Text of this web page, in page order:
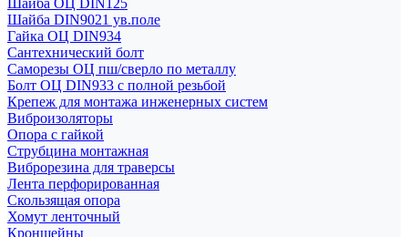
Шайба ОЦ DIN125
Шайба DIN9021 ув.поле
Гайка ОЦ DIN934
Сантехнический болт
Саморезы ОЦ пш/сверло по металлу
Болт ОЦ DIN933 с полной резьбой
Крепеж для монтажа инженерных систем
Виброизоляторы
Опора с гайкой
Струбцина монтажная
Виброрезина для траверсы
Лента перфорированная
Скользящая опора
Хомут ленточный
Кроншейны